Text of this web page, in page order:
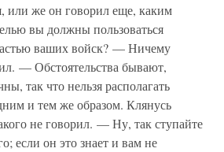
или же он говорил еще, каким
вы должны пользоваться
ваших войск? — Ничему
— Обстоятельства бывают,
так что нельзя располагать
и тем же образом. Клянусь
не говорил. — Ну, так ступайте
если он это знает и вам не